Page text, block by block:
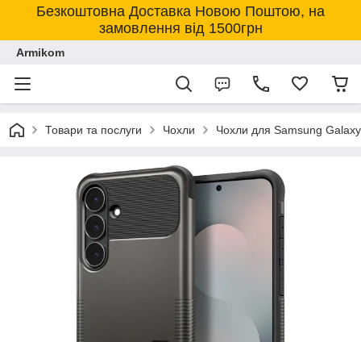
Безкоштовна Доставка Новою Поштою, на
замовлення від 1500грн
Armikom
Товари та послуги Чохли Чохли для Samsung Galaxy